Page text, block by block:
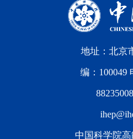
地址：北京
编：100049
中国科学院